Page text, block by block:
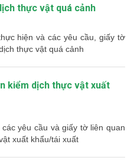
thực vật quá cảnh
hiện và các yêu cầu, giấy tờ
thực vật quá cảnh
kiểm dịch thực vật xuất
yêu cầu và giấy tờ liên quan
xuất khẩu/tái xuất